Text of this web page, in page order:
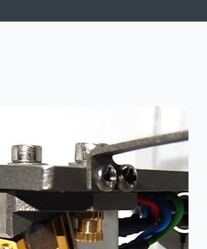
überspringen